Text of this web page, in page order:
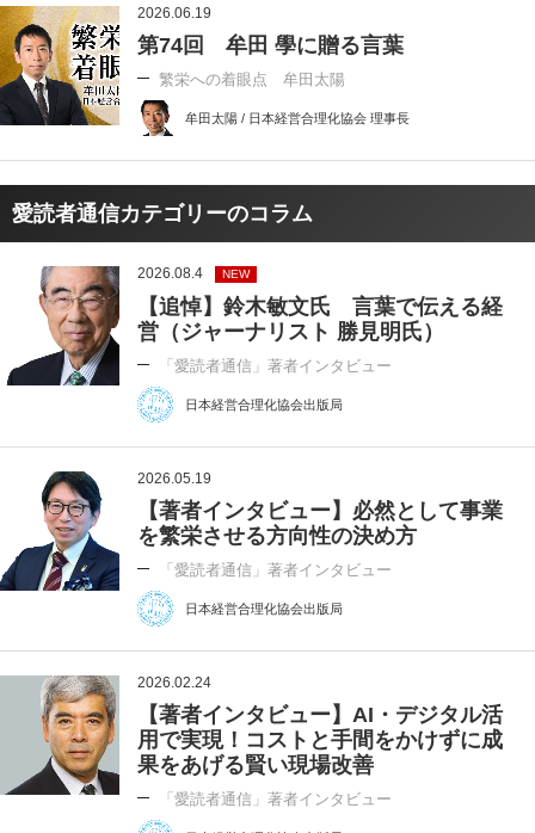
2026.06.19
第74回 牟田 學に贈る言葉
繁栄への着眼点 牟田太陽
牟田太陽 / 日本経営合理化協会 理事長
愛読者通信カテゴリーのコラム
2026.08.4 NEW
【追悼】鈴木敏文氏 言葉で伝える経
営（ジャーナリスト 勝見明氏）
「愛読者通信」著者インタビュー
日本経営合理化協会出版局
2026.05.19
【著者インタビュー】必然として事業
を繁栄させる方向性の決め方
「愛読者通信」著者インタビュー
日本経営合理化協会出版局
2026.02.24
【著者インタビュー】AI・デジタル活
用で実現！コストと手間をかけずに成
果をあげる賢い現場改善
「愛読者通信」著者インタビュー